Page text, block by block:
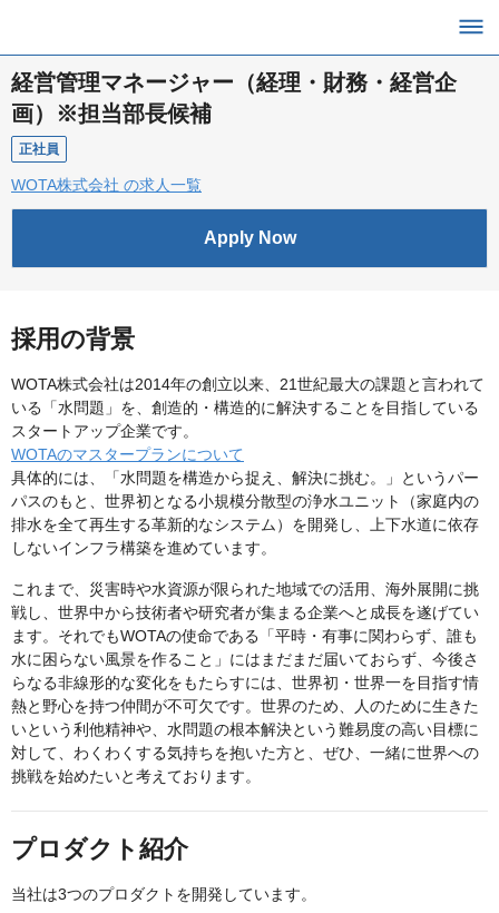
経営管理マネージャー（経理・財務・経営企
画）※担当部長候補
正社員
WOTA株式会社 の求人一覧
Apply Now
採用の背景
WOTA株式会社は2014年の創立以来、21世紀最大の課題と言われて
いる「水問題」を、創造的・構造的に解決することを目指している
スタートアップ企業です。
WOTAのマスタープランについて
具体的には、「水問題を構造から捉え、解決に挑む。」というパー
パスのもと、世界初となる小規模分散型の浄水ユニット（家庭内の
排水を全て再生する革新的なシステム）を開発し、上下水道に依存
しないインフラ構築を進めています。
これまで、災害時や水資源が限られた地域での活用、海外展開に挑
戦し、世界中から技術者や研究者が集まる企業へと成長を遂げてい
ます。それでもWOTAの使命である「平時・有事に関わらず、誰も
水に困らない風景を作ること」にはまだまだ届いておらず、今後さ
らなる非線形的な変化をもたらすには、世界初・世界一を目指す情
熱と野心を持つ仲間が不可欠です。世界のため、人のために生きた
いという利他精神や、水問題の根本解決という難易度の高い目標に
対して、わくわくする気持ちを抱いた方と、ぜひ、一緒に世界への
挑戦を始めたいと考えております。
プロダクト紹介
当社は3つのプロダクトを開発しています。